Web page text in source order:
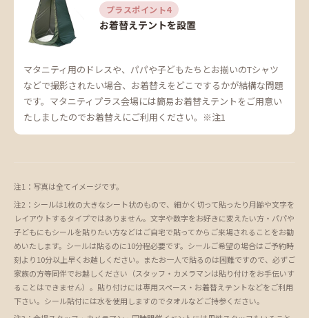
プラスポイント4
お着替えテントを設置
マタニティ用のドレスや、パパや子どもたちとお揃いのTシャツ
などで撮影されたい場合、お着替えをどこでするかが結構な問題
です。マタニティプラス会場には簡易お着替えテントをご用意い
たしましたのでお着替えにご利用ください。※注1
注1：写真は全てイメージです。
注2：シールは1枚の大きなシート状のもので、細かく切って貼ったり月齢や文字を
レイアウトするタイプではありません。文字や数字をお好きに変えたい方・パパや
子どもにもシールを貼りたい方などはご自宅で貼ってからご来場されることをお勧
めいたします。シールは貼るのに10分程必要です。シールご希望の場合はご予約時
刻より10分以上早くお越しください。またお一人で貼るのは困難ですので、必ずご
家族の方等同伴でお越しください（スタッフ・カメラマンは貼り付けをお手伝いす
ることはできません）。貼り付けには専用スペース・お着替えテントなどをご利用
下さい。シール貼付には水を使用しますのでタオルなどご持参ください。